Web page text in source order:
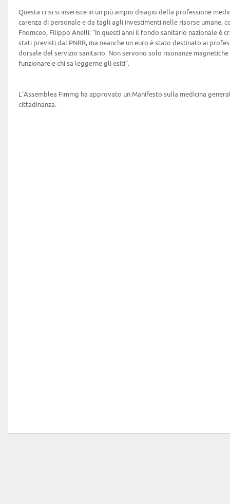
Questa crisi si inserisce in un più ampio disagio della professione
carenza di personale e da tagli agli investimenti nelle risorse umane,
Fnomceo, Filippo Anelli: “In questi anni il fondo sanitario nazionale è
stati previsti dal PNRR, ma neanche un euro è stato destinato ai
dorsale del servizio sanitario. Non servono solo risonanze magnetiche
funzionare e chi sa leggerne gli esiti”.
L’Assemblea Fimmg ha approvato un Manifesto sulla medicina
cittadinanza.